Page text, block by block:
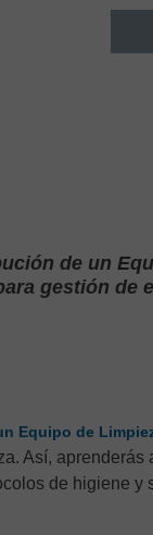
de un
gestión de
Equipo de
Así,
de higiene y